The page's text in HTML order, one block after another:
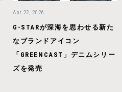
Apr 22, 2026
G-STARが深海を思わせる新た
なブランドアイコン
「GREENCAST」デニムシリー
ズを発売